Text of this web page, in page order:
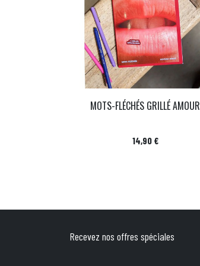
MOTS-FLÉCHÉS GRILLÉ AMOUR
Prix
14,90 €
Recevez nos offres spéciales